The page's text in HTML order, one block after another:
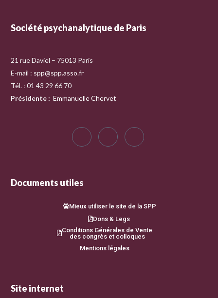
Société psychanalytique de Paris
21 rue Daviel – 75013 Paris
E-mail : spp@spp.asso.fr
Tél. : 01 43 29 66 70
Présidente : Emmanuelle Chervet
Documents utiles
Mieux utiliser le site de la SPP
Dons & Legs
Conditions Générales de Vente
des congrès et colloques
Mentions légales
Site internet